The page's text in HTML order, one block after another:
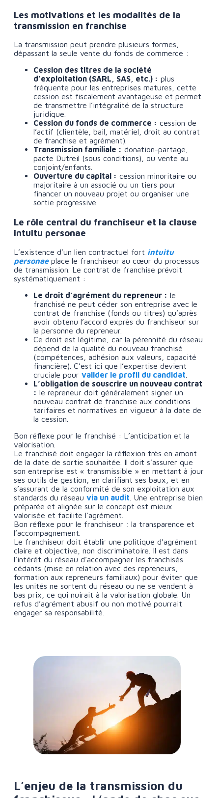
Les motivations et les modalités de la
transmission en franchise
La transmission peut prendre plusieurs formes,
dépassant la seule vente du fonds de commerce :
Cession des titres de la société
d’exploitation (SARL, SAS, etc.) : plus
fréquente pour les entreprises matures, cette
cession est fiscalement avantageuse et permet
de transmettre l’intégralité de la structure
juridique.
Cession du fonds de commerce : cession de
l’actif (clientèle, bail, matériel, droit au contrat
de franchise et agrément).
Transmission familiale : donation-partage,
pacte Dutreil (sous conditions), ou vente au
conjoint/enfants.
Ouverture du capital : cession minoritaire ou
majoritaire à un associé ou un tiers pour
financer un nouveau projet ou organiser une
sortie progressive.
Le rôle central du franchiseur et la clause
intuitu personae
L’existence d’un lien contractuel fort intuitu
personaeplace le franchiseur au cœur du processus
de transmission. Le contrat de franchise prévoit
systématiquement :
Le droit d’agrément du repreneur : le
franchisé ne peut céder son entreprise avec le
contrat de franchise (fonds ou titres) qu’après
avoir obtenu l’accord exprès du franchiseur sur
la personne du repreneur.
Ce droit est légitime, car la pérennité du réseau
dépend de la qualité du nouveau franchisé
(compétences, adhésion aux valeurs, capacité
financière). C’est ici que l’expertise devient
cruciale pourvalider le profil du candidat
L’obligation de souscrire un nouveau contrat
: le repreneur doit généralement signer un
nouveau contrat de franchise aux conditions
tarifaires et normatives en vigueur à la date de
la cession.
Bon réflexe pour le franchisé : L’anticipation et la
valorisation.
Le franchisé doit engager la réflexion très en amont
de la date de sortie souhaitée. Il doit s’assurer que
son entreprise est « transmissible » en mettant à jour
ses outils de gestion, en clarifiant ses baux, et en
s’assurant de la conformité de son exploitation aux
standards du réseauvia un audit . Une entreprise bien
préparée et alignée sur le concept est mieux
valorisée et facilite l’agrément.
Bon réflexe pour le franchiseur : la transparence et
l’accompagnement.
Le franchiseur doit établir une politique d’agrément
claire et objective, non discriminatoire. Il est dans
l’intérêt du réseau d’accompagner les franchisés
cédants (mise en relation avec des repreneurs,
formation aux repreneurs familiaux) pour éviter que
les unités ne sortent du réseau ou ne se vendent à
bas prix, ce qui nuirait à la valorisation globale. Un
refus d’agrément abusif ou non motivé pourrait
engager sa responsabilité.
L’enjeu de la transmission du